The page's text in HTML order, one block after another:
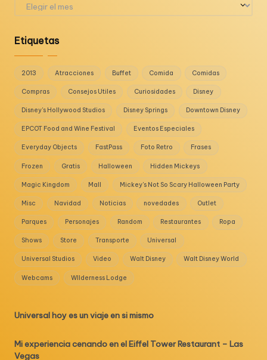
Etiquetas
2013 Atracciones Buffet Comida Comidas
Compras Consejos Utiles Curiosidades Disney
Disney's Hollywood Studios Disney Springs Downtown Disney
EPCOT Food and Wine Festival Eventos Especiales
Everyday Objects FastPass Foto Retro Frases
Frozen Gratis Halloween Hidden Mickeys
Magic Kingdom Mall Mickey's Not So Scary Halloween Party
Misc Navidad Noticias novedades Outlet
Parques Personajes Random Restaurantes Ropa
Shows Store Transporte Universal
Universal Studios Video Walt Disney Walt Disney World
Webcams WIlderness Lodge
Universal hoy es un viaje en si mismo
Mi experiencia cenando en el Eiffel Tower Restaurant – Las
Vegas